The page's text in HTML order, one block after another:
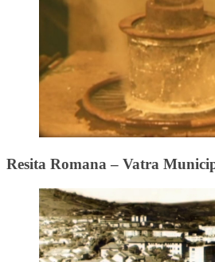
Resita Romana – Vatra